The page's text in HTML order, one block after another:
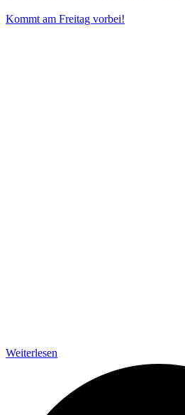
Kommt am Freitag vorbei!
Weiterlesen